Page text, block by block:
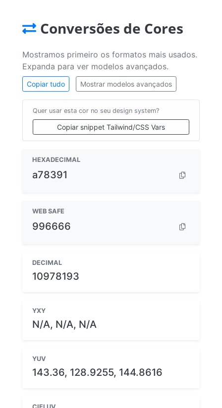
Conversões de Cores
Mostramos primeiro os formatos mais usados.
Expanda para ver modelos avançados.
Copiar tudo Mostrar modelos avançados
Quer usar esta cor no seu design system?
Copiar snippet Tailwind/CSS Vars
HEXADECIMAL
a78391
WEB SAFE
996666
DECIMAL
10978193
YXY
N/A, N/A, N/A
YUV
143.36, 128.9255, 144.8616
CIELUV